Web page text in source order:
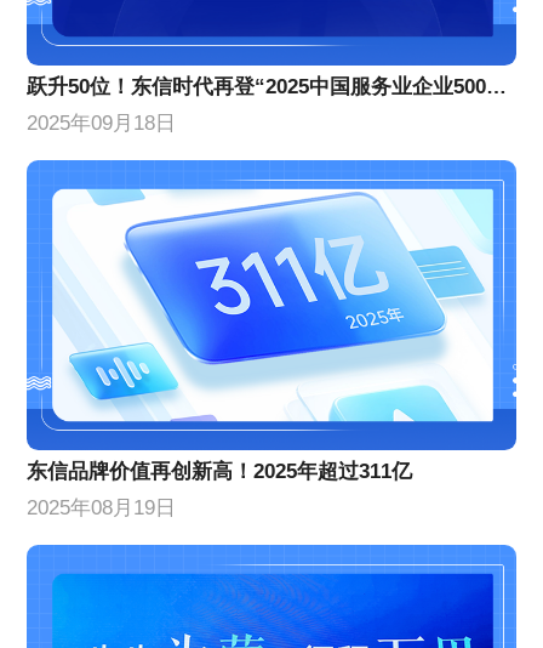
跃升50位！东信时代再登“2025中国服务业企业500强”榜单
2025年09月18日
东信品牌价值再创新高！2025年超过311亿
2025年08月19日